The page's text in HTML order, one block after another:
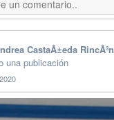
CastaÃ±eda RincÃ³n
una publicación